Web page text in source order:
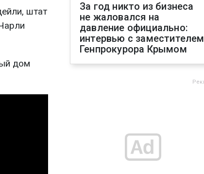
штат
дом
За год никто из бизнеса
не жаловался на
давление официально:
интервью с заместителем
Генпрокурора Крымом